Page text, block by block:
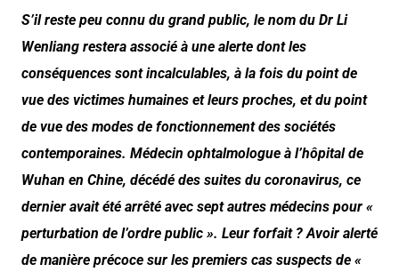
S’il reste peu connu du grand public, le nom du Dr Li
Wenliang restera associé à une alerte dont les
conséquences sont incalculables, à la fois du point de
vue des victimes humaines et leurs proches, et du point
de vue des modes de fonctionnement des sociétés
contemporaines. Médecin ophtalmologue à l’hôpital de
Wuhan en Chine, décédé des suites du coronavirus, ce
dernier avait été arrêté avec sept autres médecins pour «
perturbation de l’ordre public ». Leur forfait ? Avoir alerté
de manière précoce sur les premiers cas suspects de «